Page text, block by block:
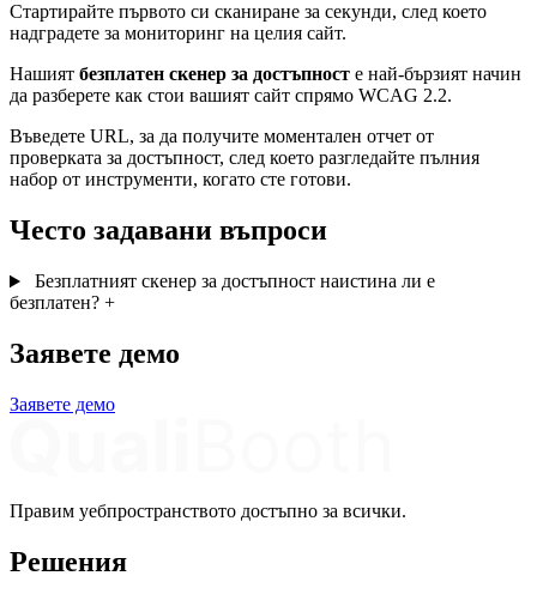
Стартирайте първото си сканиране за секунди, след което
надградете за мониторинг на целия сайт.
Нашият безплатен скенер за достъпност е най-бързият начин
да разберете как стои вашият сайт спрямо WCAG 2.2.
Въведете URL, за да получите моментален отчет от
проверката за достъпност, след което разгледайте пълния
набор от инструменти, когато сте готови.
Често задавани въпроси
Безплатният скенер за достъпност наистина ли е
безплатен? +
Заявете демо
Заявете демо
Правим уебпространството достъпно за всички.
Решения